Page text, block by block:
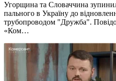
Угорщина та Словаччина
пального в Україну до
трубопроводом "Дружба".
«Ком…